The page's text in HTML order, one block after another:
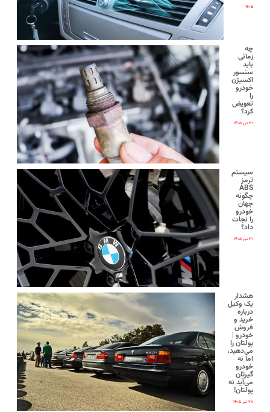
۱۴۰۵
چه
زمانی
باید
سنسور
اکسیژن
خودرو
را
تعویض
کرد؟
۳۱ تیر ۱۴۰۵
سیستم
ترمز
ABS
چگونه
جهان
خودرو
را نجات
داد؟
۳۱ تیر ۱۴۰۵
هشدار
یک وکیل
درباره
خرید و
فروش
خودرو |
پولتان را
می‌دهید،
اما نه
خودرو
گیرتان
می‌آید نه
پولتان!
۲۷ تیر ۱۴۰۵